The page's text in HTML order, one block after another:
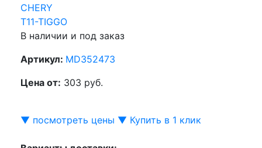
CHERY
T11-TIGGO
В наличии и под заказ
Артикул: MD352473
Цена от: 303 руб.
▼ посмотреть цены ▼ Купить в 1 клик